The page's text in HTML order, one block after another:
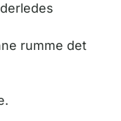
rumme det